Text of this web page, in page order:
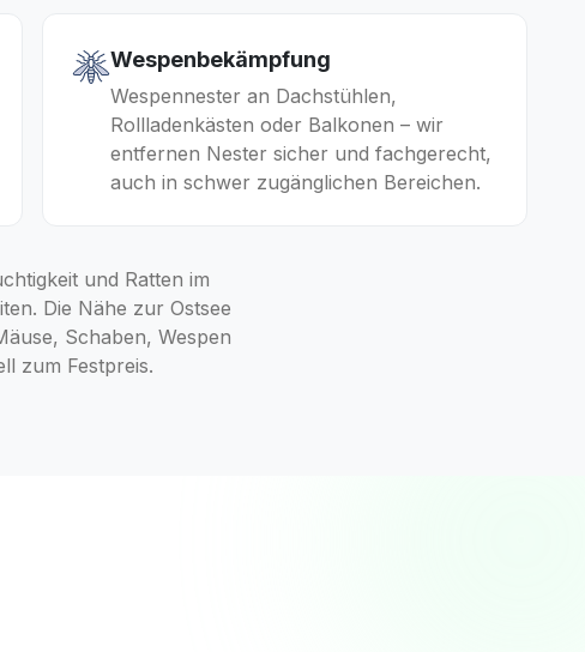
Wespenbekämpfung
Wespennester an Dachstühlen,
Rollladenkästen oder Balkonen – wir
entfernen Nester sicher und fachgerecht,
auch in schwer zugänglichen Bereichen.
und Ratten im
Die Nähe zur Ostsee
Schaben, Wespen
zum Festpreis.